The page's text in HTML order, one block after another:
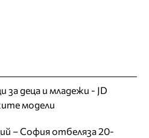
за деца и младежи - JD
модели
– София отбеляза 20-